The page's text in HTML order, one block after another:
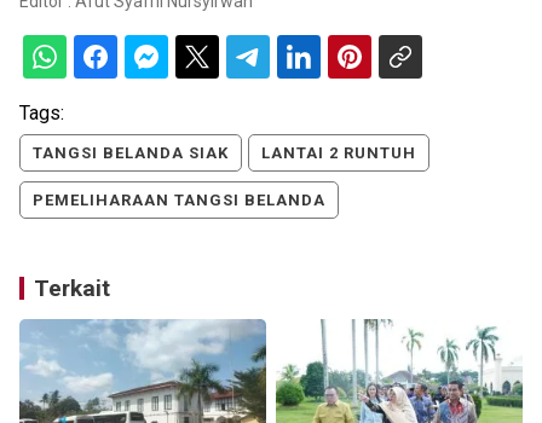
Tags:
TANGSI BELANDA SIAK LANTAI 2 RUNTUH
PEMELIHARAAN TANGSI BELANDA
Terkait